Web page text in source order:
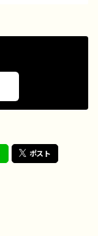
ポスト